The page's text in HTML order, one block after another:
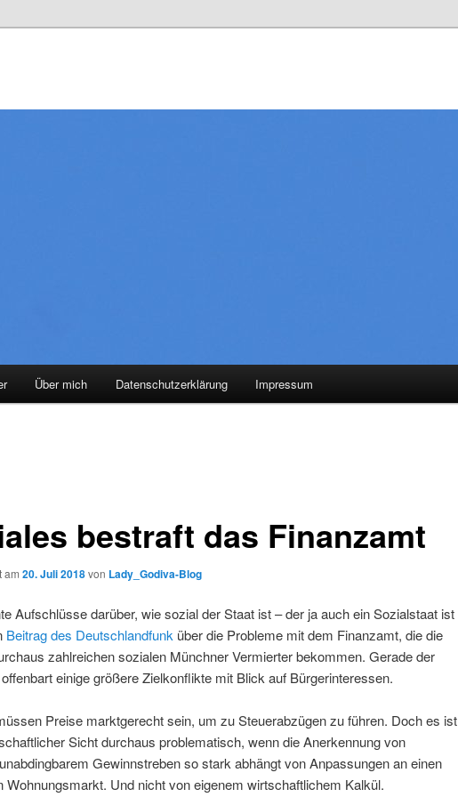
Über mich Datenschutzerklärung Impressum
bestraft das Finanzamt
am 20. Juli 2018von Lady_Godiva-Blog
Aufschlüsse darüber, wie sozial der Staat ist – der ja auch ein Sozialstaat ist
Beitrag des Deutschlandfunk über die Probleme mit dem Finanzamt, die die
zahlreichen sozialen Münchner Vermierter bekommen. Gerade der
einige größere Zielkonflikte mit Blick auf Bürgerinteressen.
Preise marktgerecht sein, um zu Steuerabzügen zu führen. Doch es ist
Sicht durchaus problematisch, wenn die Anerkennung von
Gewinnstreben so stark abhängt von Anpassungen an einen
Wohnungsmarkt. Und nicht von eigenem wirtschaftlichem Kalkül.